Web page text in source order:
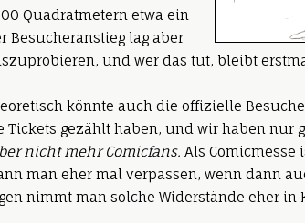
Quadratmetern etwa ein
Besucheranstieg lag aber
und wer das tut, bleibt
könnte auch die offizielle
Tickets gezählt haben, und wir haben nur
nicht mehr Comicfans. Als Comicmesse
man eher mal verpassen, wenn dann
nimmt man solche Widerstände eher in